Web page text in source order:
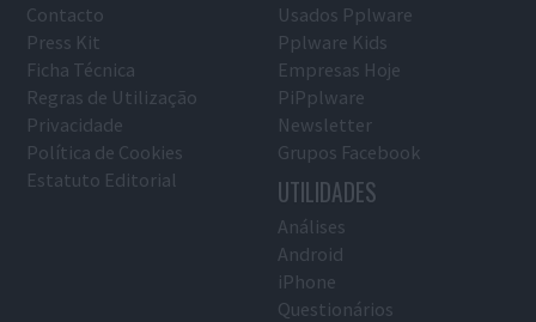
Contacto
Press Kit
Ficha Técnica
Regras de Utilização
Privacidade
Política de Cookies
Estatuto Editorial
Usados Pplware
Pplware Kids
Empresas Hoje
PiPplware
Newsletter
Grupos Facebook
UTILIDADES
Análises
Android
iPhone
Questionários